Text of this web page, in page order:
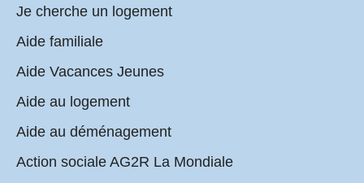
Je cherche un logement
Aide familiale
Aide Vacances Jeunes
Aide au logement
Aide au déménagement
Action sociale AG2R La Mondiale